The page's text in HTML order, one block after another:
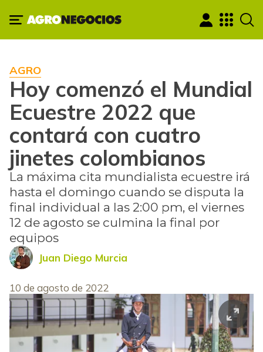
AGRO
Hoy comenzó el Mundial
Ecuestre 2022 que
contará con cuatro
jinetes colombianos
La máxima cita mundialista ecuestre irá
hasta el domingo cuando se disputa la
final individual a las 2:00 pm, el viernes
12 de agosto se culmina la final por
equipos
Juan Diego Murcia
10 de agosto de 2022